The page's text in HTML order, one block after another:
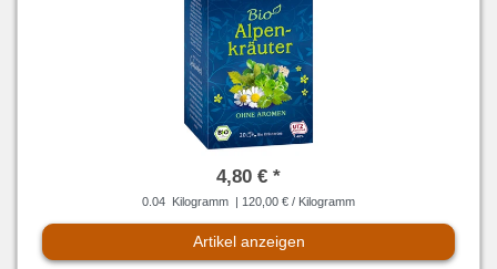
4,80 € *
0.04 Kilogramm | 120,00 € / Kilogramm
Artikel anzeigen